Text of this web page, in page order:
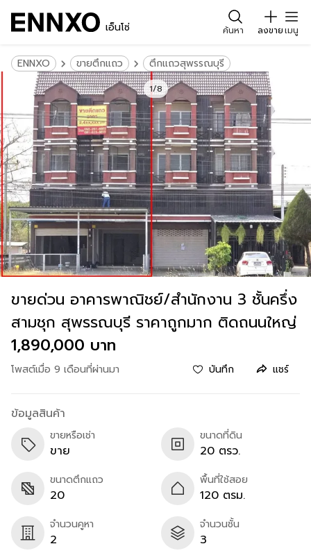
เอ็นโซ่ ค้นหา ลงขายเมนู
ENNXO ขายตึกแถว ตึกแถวสุพรรณบุรี
1/8
ขายด่วน อาคารพาณิชย์/สำนักงาน 3 ชั้นครึ่ง
สามชุก สุพรรณบุรี ราคาถูกมาก ติดถนนใหญ่
1,890,000 บาท
โพสต์เมื่อ 9 เดือนที่ผ่านมา บันทึก แชร์
ข้อมูลสินค้า
ขายหรือเช่า
ขาย
ขนาดที่ดิน
20 ตรว.
ขนาดตึกแถว
20
พื้นที่ใช้สอย
120 ตรม.
จำนวนคูหา
2
จำนวนชั้น
3